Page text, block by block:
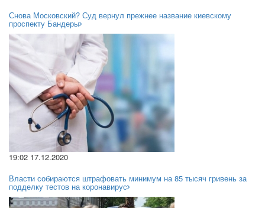
Снова Московский? Суд вернул прежнее название киевскому
проспекту Бандеры
19:02 17.12.2020
Власти собираются штрафовать минимум на 85 тысяч гривень за
подделку тестов на коронавирус